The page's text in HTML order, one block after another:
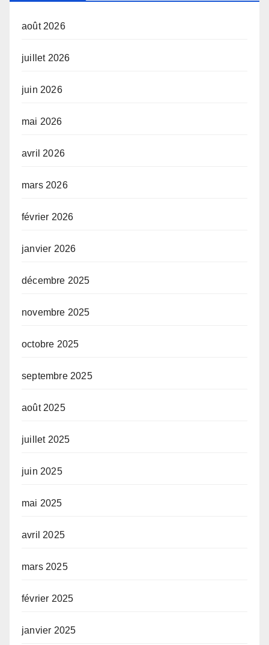
août 2026
juillet 2026
juin 2026
mai 2026
avril 2026
mars 2026
février 2026
janvier 2026
décembre 2025
novembre 2025
octobre 2025
septembre 2025
août 2025
juillet 2025
juin 2025
mai 2025
avril 2025
mars 2025
février 2025
janvier 2025